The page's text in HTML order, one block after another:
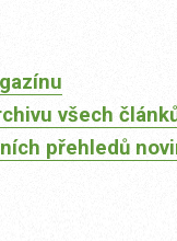
všech
přehledů